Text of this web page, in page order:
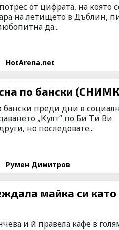
от цифрата, на която
на летището в Дъблин,
да...
HotArena.net
по бански
бански преди дни в
„Култ” по Би Ти Ви
но последовате...
Румен Димитров
и й правела кафе в